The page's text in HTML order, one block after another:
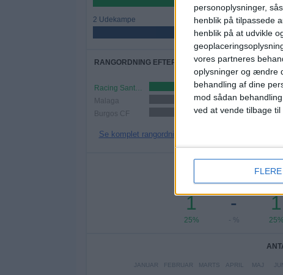
personoplysninger,
henblik på tilpassede
henblik på at udvikle
vores partneres
oplysninger og ændre
behandling af dine
mod sådan behandling.
ved at vende tilbage
2 Udekampe
50%
RANGORDNING EFTER HOLD
Racing Santander
2 (50%)
Malaga
1 (25%)
Burgos CF
1 (25%)
Se komplet rangordning
MANDAG
1
25%
TIRSDAG
-
- %
1
25%
JANUAR FEBRUAR MARTS APRIL MAJ